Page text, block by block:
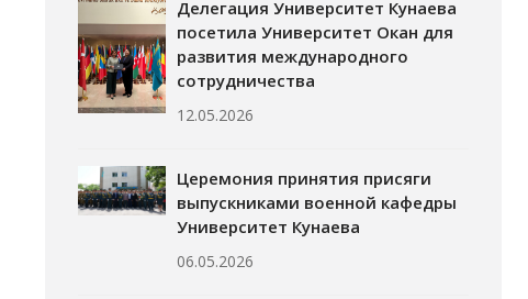
Делегация Университет Кунаева
посетила Университет Окан для
развития международного
сотрудничества
12.05.2026
Церемония принятия присяги
выпускниками военной кафедры
Университет Кунаева
06.05.2026